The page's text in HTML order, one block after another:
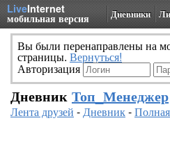
LiveInternet
мобильная версия Дневники
Вы были перенаправлены на
страницы. Вернуться!
Авторизация
Дневник Топ_Менеджер
Лента друзей -Дневник-